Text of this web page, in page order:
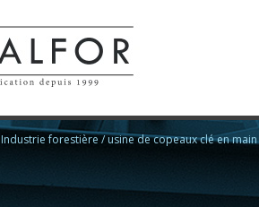
Industrie forestière / usine de copeaux clé en main